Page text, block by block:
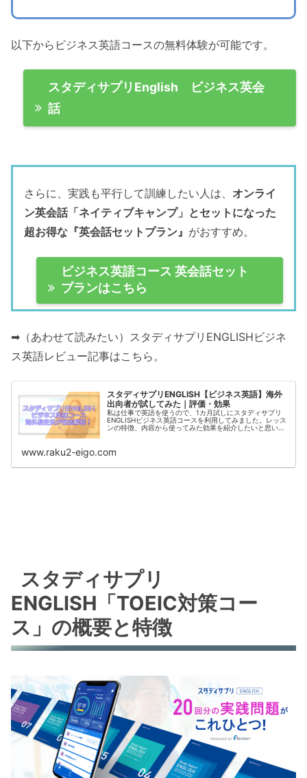
以下からビジネス英語コースの無料体験が可能です。
スタディサプリEnglish ビジネス英会
話
さらに、実践も平行して訓練したい人は、 オンライ
ン英会話「ネイティブキャンプ」とセットになった
超お得な『英会話セットプラン』 がおすすめ。
ビジネス英語コース 英会話セット
プランはこちら
➡（あわせて読みたい）スタディサプリENGLISHビジネ
ス英語レビュー記事はこちら。
スタディサプリENGLISH【ビジネス英語】海外
出向者が試してみた｜評価・効果
私は仕事で英語を使うので、1カ月試しにスタディサプリ
ENGLISHビジネス英語コースを利用してみました。レッス
ンの特徴、内容から使ってみた効果を紹介したいと思いま
www.raku2-eigo.com
スタディサプリ
ENGLISH「TOEIC対策コー
ス」の概要と特徴